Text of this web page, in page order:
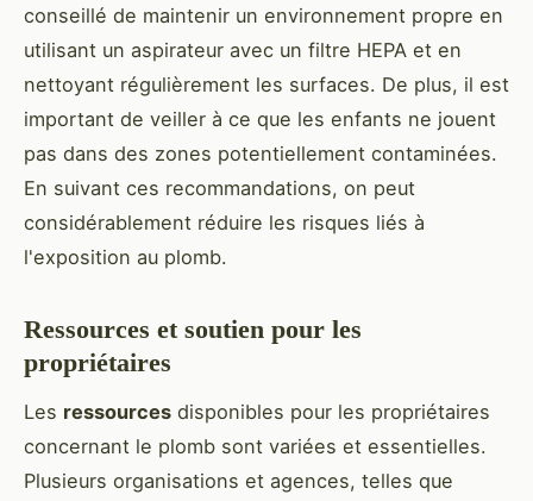
conseillé de maintenir un environnement propre en
utilisant un aspirateur avec un filtre HEPA et en
nettoyant régulièrement les surfaces. De plus, il est
important de veiller à ce que les enfants ne jouent
pas dans des zones potentiellement contaminées.
En suivant ces recommandations, on peut
considérablement réduire les risques liés à
l'exposition au plomb.
Ressources et soutien pour les
propriétaires
Les ressources disponibles pour les propriétaires
concernant le plomb sont variées et essentielles.
Plusieurs organisations et agences, telles que